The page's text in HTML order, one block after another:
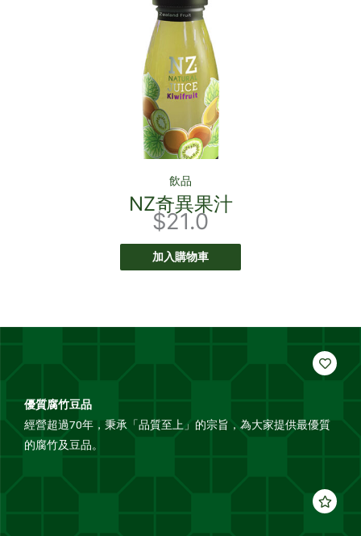
飲品
NZ奇異果汁
$21.0
加入購物車
優質腐竹豆品
經營超過70年，秉承「品質至上」的宗旨，為大家提供最優質
的腐竹及豆品。